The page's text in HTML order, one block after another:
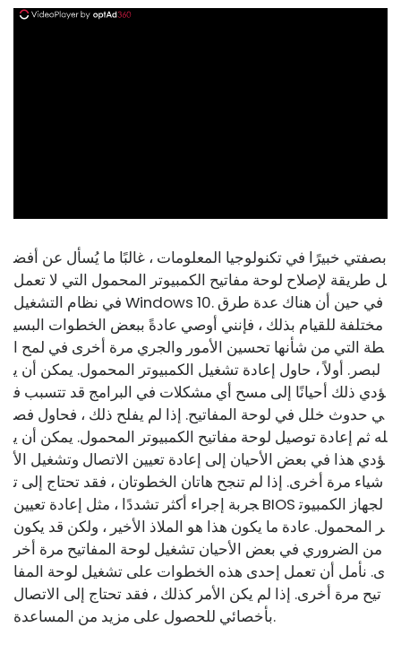
بصفتي خبيرًا في تكنولوجيا المعلومات ، غالبًا ما يُسأل عن أفض
ل طريقة لإصلاح لوحة مفاتيح الكمبيوتر المحمول التي لا تعمل
في نظام التشغيل Windows 10. في حين أن هناك عدة طرق
مختلفة للقيام بذلك ، فإنني أوصي عادةً ببعض الخطوات البسي
طة التي من شأنها تحسين الأمور والجري مرة أخرى في لمح ا
لبصر. أولاً ، حاول إعادة تشغيل الكمبيوتر المحمول. يمكن أن ي
ؤدي ذلك أحيانًا إلى مسح أي مشكلات في البرامج قد تتسبب ف
ي حدوث خلل في لوحة المفاتيح. إذا لم يفلح ذلك ، فحاول فص
له ثم إعادة توصيل لوحة مفاتيح الكمبيوتر المحمول. يمكن أن ي
ؤدي هذا في بعض الأحيان إلى إعادة تعيين الاتصال وتشغيل الأ
شياء مرة أخرى. إذا لم تنجح هاتان الخطوتان ، فقد تحتاج إلى ت
جربة إجراء أكثر تشددًا ، مثل إعادة تعيين BIOS لجهاز الكمبيوت
ر المحمول. عادة ما يكون هذا هو الملاذ الأخير ، ولكن قد يكون
من الضروري في بعض الأحيان تشغيل لوحة المفاتيح مرة أخر
ى. نأمل أن تعمل إحدى هذه الخطوات على تشغيل لوحة المفا
تيح مرة أخرى. إذا لم يكن الأمر كذلك ، فقد تحتاج إلى الاتصال
بأخصائي للحصول على مزيد من المساعدة.